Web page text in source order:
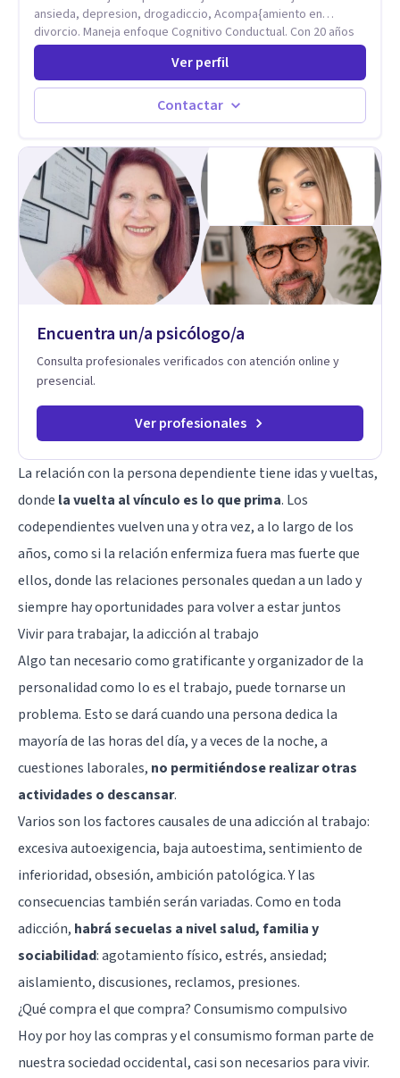
ansieda, depresion, drogadiccio, Acompa{amiento en
divorcio. Maneja enfoque Cognitivo Conductual. Con 20 años
de experiencia, constantemente capacitandose en las
diferntes areas de la Salud Mental.
Ver perfil
Contactar
Encuentra un/a psicólogo/a
Consulta profesionales verificados con atención online y
presencial.
Ver profesionales
La relación con la persona dependiente tiene idas y vueltas,
donde la vuelta al vínculo es lo que prima. Los
codependientes vuelven una y otra vez, a lo largo de los
años, como si la relación enfermiza fuera mas fuerte que
ellos, donde las relaciones personales quedan a un lado y
siempre hay oportunidades para volver a estar juntos
Vivir para trabajar, la adicción al trabajo
Algo tan necesario como gratificante y organizador de la
personalidad como lo es el trabajo, puede tornarse un
problema. Esto se dará cuando una persona dedica la
mayoría de las horas del día, y a veces de la noche, a
cuestiones laborales, no permitiéndose realizar otras
actividades o descansar.
Varios son los factores causales de una adicción al trabajo:
excesiva autoexigencia, baja autoestima, sentimiento de
inferioridad, obsesión, ambición patológica. Y las
consecuencias también serán variadas. Como en toda
adicción, habrá secuelas a nivel salud, familia y
sociabilidad: agotamiento físico, estrés, ansiedad;
aislamiento, discusiones, reclamos, presiones.
¿Qué compra el que compra? Consumismo compulsivo
Hoy por hoy las compras y el consumismo forman parte de
nuestra sociedad occidental, casi son necesarios para vivir.